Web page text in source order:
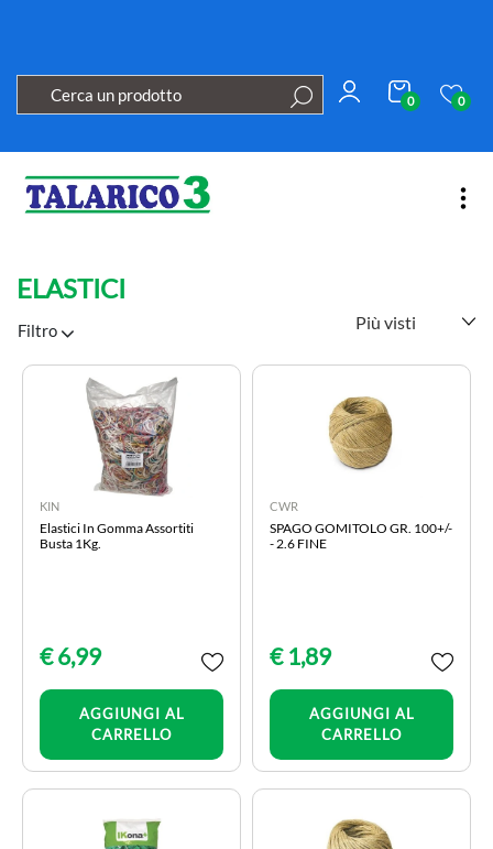
0 0
ELASTICI
Filtro
KIN
Elastici In Gomma Assortiti
Busta 1Kg.
€ 6,99
AGGIUNGI AL
CARRELLO
CWR
SPAGO GOMITOLO GR. 100+/-
- 2.6 FINE
€ 1,89
AGGIUNGI AL
CARRELLO